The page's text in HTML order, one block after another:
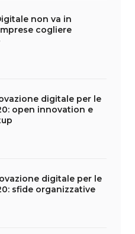
non va in
cogliere
digitale per le
open innovation e
digitale per le
sfide organizzative